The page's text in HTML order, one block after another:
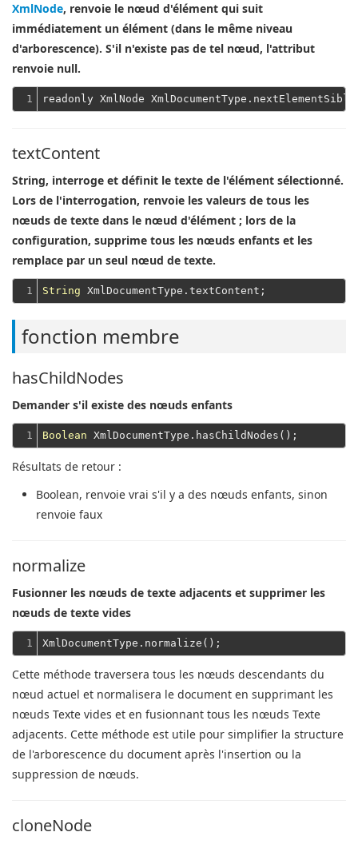
XmlNode, renvoie le nœud d'élément qui suit
immédiatement un élément (dans le même niveau
d'arborescence). S'il n'existe pas de tel nœud, l'attribut
renvoie null.
1
textContent
String, interroge et définit le texte de l'élément sélectionné.
Lors de l'interrogation, renvoie les valeurs de tous les
nœuds de texte dans le nœud d'élément ; lors de la
configuration, supprime tous les nœuds enfants et les
remplace par un seul nœud de texte.
1 String
fonction membre
hasChildNodes
Demander s'il existe des nœuds enfants
1 Boolean
Résultats de retour :
Boolean, renvoie vrai s'il y a des nœuds enfants, sinon
renvoie faux
normalize
Fusionner les nœuds de texte adjacents et supprimer les
nœuds de texte vides
1
Cette méthode traversera tous les nœuds descendants du
nœud actuel et normalisera le document en supprimant les
nœuds Texte vides et en fusionnant tous les nœuds Texte
adjacents. Cette méthode est utile pour simplifier la structure
de l'arborescence du document après l'insertion ou la
suppression de nœuds.
cloneNode